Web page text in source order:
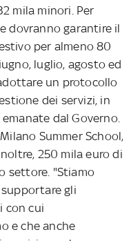
mila minori. Per
dovranno garantire il
per almeno 80
luglio, agosto ed
un protocollo
dei servizi, in
dal Governo.
Summer School,
250 mila euro di
settore. "Stiamo
gli
con cui
e che anche